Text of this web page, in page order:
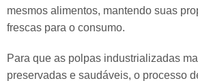
mesmos alimentos, mantendo suas
frescas para o consumo.
Para que as polpas industrializadas
preservadas e saudáveis, o processo